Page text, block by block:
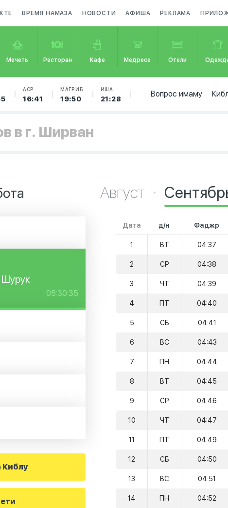
ВРЕМЯ НАМАЗА НОВОСТИ АФИША РЕКЛАМА
Мечеть Ресторан Кафе Медресе Отели
АСР
16:41
МАГРИБ
19:50
ИША
21:28
Вопрос имаму
в г. Ширван
Шурук
05:30:35
Киблу
Август
Дата д/н Фаджр
1 ВТ 04:37
2 СР 04:38
3 ЧТ 04:39
4 ПТ 04:40
5 СБ 04:41
6 ВС 04:43
7 ПН 04:44
8 ВТ 04:45
9 СР 04:46
10 ЧТ 04:47
11 ПТ 04:49
12 СБ 04:50
13 ВС 04:51
14 ПН 04:52